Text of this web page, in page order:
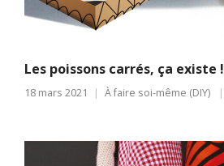
Les poissons carrés, ça existe !
18 mars 2021 À faire soi-même (DIY)